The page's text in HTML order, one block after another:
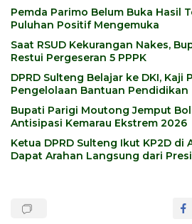
Pemda Parimo Belum Buka Hasil
Puluhan Positif Mengemuka
Saat RSUD Kekurangan Nakes,
Restui Pergeseran 5 PPPK
DPRD Sulteng Belajar ke DKI, Kaji
Pengelolaan Bantuan Pendidikan
Bupati Parigi Moutong Jemput
Antisipasi Kemarau Ekstrem 2026
Ketua DPRD Sulteng Ikut KP2D di
Dapat Arahan Langsung dari